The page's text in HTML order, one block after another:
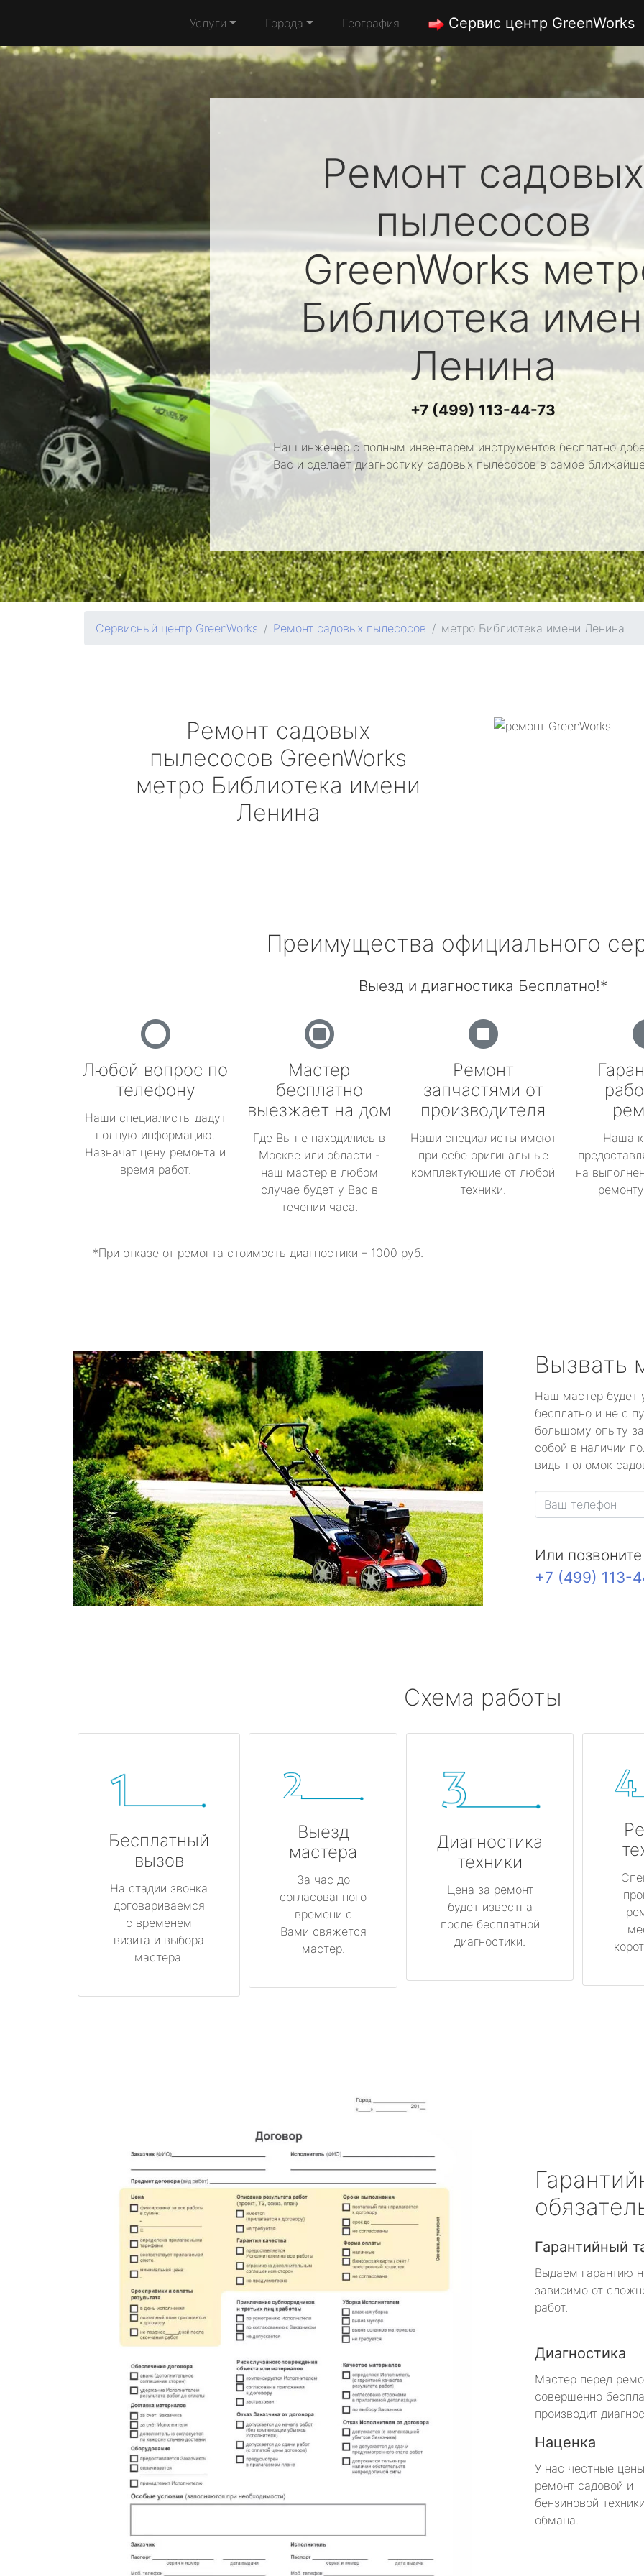
Услуги Города География Сервис центр GreenWorks
Ремонт садовых
пылесосов
GreenWorks
Библиотека
Ленина
+7 (499) 113-44-73
Наш инженер с полным инвентарем инструментов бесплатно
Вас и сделает диагностику садовых пылесосов в самое
Сервисный центр GreenWorks Ремонт садовых пылесосов метро Библиотека имени Ленина
Ремонт садовых
пылесосов GreenWorks
метро Библиотека имени
Ленина
Преимущества официального
Выезд и диагностика Бесплатно!*
Любой вопрос по
телефону
Наши специалисты дадут
полную информацию.
Назначат цену ремонта и
время работ.
Мастер
бесплатно
выезжает на дом
Где Вы не находились в
Москве или области -
наш мастер в любом
случае будет у Вас в
течении часа.
Ремонт
запчастями от
производителя
Наши специалисты имеют
при себе оригинальные
комплектующие от любой
техники.
Наша
на
*При отказе от ремонта стоимость диагностики – 1000 руб.
Вызвать
Наш мастер будет
бесплатно и не с
большому опыту
собой в наличии
виды поломок
Или
+7 (499) 113-
Схема работы
Бесплатный
вызов
На стадии звонка
договариваемся
с временем
визита и выбора
мастера.
Выезд
мастера
За час до
согласованного
времени с
Вами свяжется
мастер.
Диагностика
техники
Цена за ремонт
будет известна
после бесплатной
диагностики.
Гарантийный
Выдаем гарантию
зависимо от
работ.
Диагностика
Мастер перед
совершенно
производит
Наценка
У нас честные
ремонт садовой и
бензиновой
обмана.